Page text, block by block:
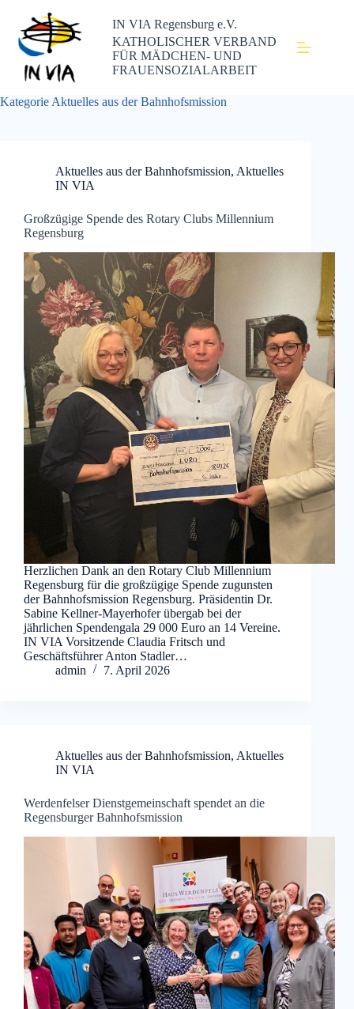
IN VIA Regensburg e.V.
KATHOLISCHER VERBAND
FÜR MÄDCHEN- UND
FRAUENSOZIALARBEIT
Kategorie Aktuelles aus der Bahnhofsmission
Aktuelles aus der Bahnhofsmission, Aktuelles
IN VIA
Großzügige Spende des Rotary Clubs Millennium
Regensburg
Herzlichen Dank an den Rotary Club Millennium
Regensburg für die großzügige Spende zugunsten
der Bahnhofsmission Regensburg. Präsidentin Dr.
Sabine Kellner-Mayerhofer übergab bei der
jährlichen Spendengala 29 000 Euro an 14 Vereine.
IN VIA Vorsitzende Claudia Fritsch und
Geschäftsführer Anton Stadler…
admin
7. April 2026
Aktuelles aus der Bahnhofsmission, Aktuelles
IN VIA
Werdenfelser Dienstgemeinschaft spendet an die
Regensburger Bahnhofsmission